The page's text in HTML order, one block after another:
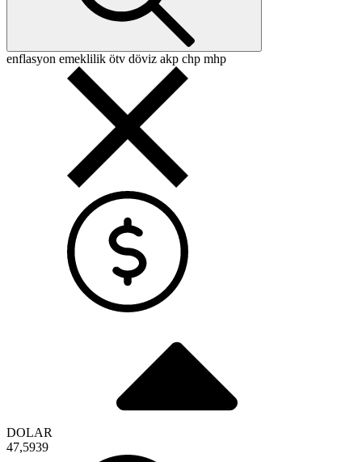
enflasyon emeklilik ötv döviz akp chp mhp
DOLAR
47,5939